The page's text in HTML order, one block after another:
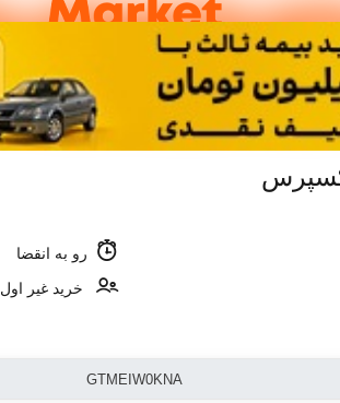
رو به انقضا
خرید غیر اول